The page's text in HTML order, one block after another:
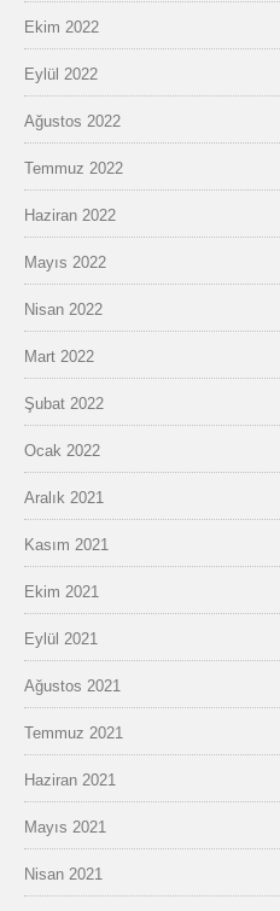
Ekim 2022
Eylül 2022
Ağustos 2022
Temmuz 2022
Haziran 2022
Mayıs 2022
Nisan 2022
Mart 2022
Şubat 2022
Ocak 2022
Aralık 2021
Kasım 2021
Ekim 2021
Eylül 2021
Ağustos 2021
Temmuz 2021
Haziran 2021
Mayıs 2021
Nisan 2021